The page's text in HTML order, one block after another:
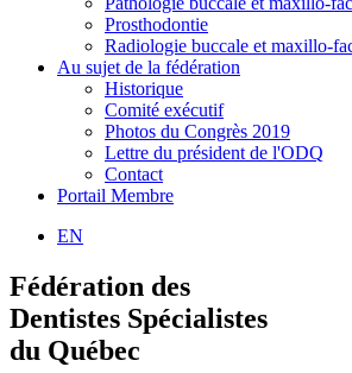
Prosthodontie
Radiologie buccale et maxillo-
Au sujet de la fédération
Historique
Comité exécutif
Photos du Congrès 2019
Lettre du président de l'ODQ
Contact
Portail Membre
EN
Fédération des
Dentistes Spécialistes
du Québec